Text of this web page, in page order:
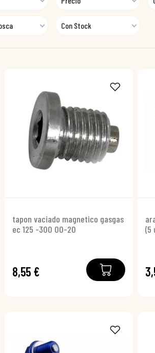
Con Stock
tapon vaciado magnetico gasgas
ec 125 -300 00-20
8,55 €
(5